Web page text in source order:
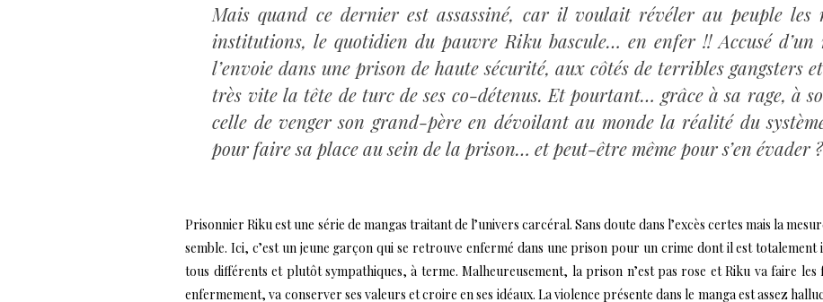
Mais quand ce dernier est assassiné, car il voulait révéler au peuple les
institutions, le quotidien du pauvre Riku bascule… en enfer !! Accusé d’un
l’envoie dans une prison de haute sécurité, aux côtés de terribles gangsters
très vite la tête de turc de ses co-détenus. Et pourtant… grâce à sa rage, à
celle de venger son grand-père en dévoilant au monde la réalité du
pour faire sa place au sein de la prison… et peut-être même pour s’en évader ?
Prisonnier Riku est une série de mangas traitant de l’univers carcéral. Sans doute dans l’excès certes mais la
semble. Ici, c’est un jeune garçon qui se retrouve enfermé dans une prison pour un crime dont il est totalement
tous différents et plutôt sympathiques, à terme. Malheureusement, la prison n’est pas rose et Riku va faire
enfermement, va conserver ses valeurs et croire en ses idéaux. La violence présente dans le manga est assez